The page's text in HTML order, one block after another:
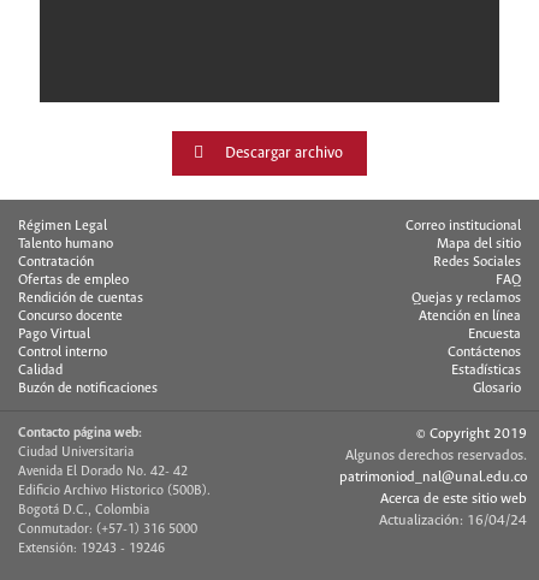
Descargar archivo
Régimen Legal
Talento humano
Contratación
Ofertas de empleo
Rendición de cuentas
Concurso docente
Pago Virtual
Control interno
Calidad
Buzón de notificaciones
Correo institucional
Mapa del sitio
Redes Sociales
FAQ
Quejas y reclamos
Atención en línea
Encuesta
Contáctenos
Estadísticas
Glosario
Contacto página web:
Ciudad Universitaria
Avenida El Dorado No. 42- 42
Edificio Archivo Historico (500B).
Bogotá D.C., Colombia
Conmutador: (+57-1) 316 5000
Extensión: 19243 - 19246
© Copyright 2019
Algunos derechos reservados.
patrimoniod_nal@unal.edu.co
Acerca de este sitio web
Actualización: 16/04/24